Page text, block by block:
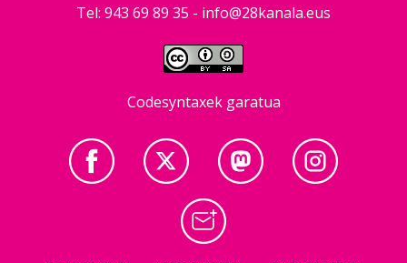
Tel: 943 69 89 35 - info@28kanala.eus
Codesyntaxek garatua